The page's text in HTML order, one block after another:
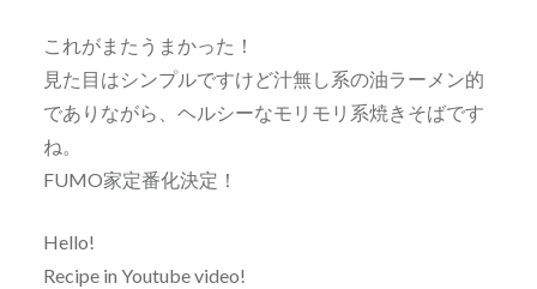
これがまたうまかった！
見た目はシンプルですけど汁無し系の油ラーメン的
でありながら、ヘルシーなモリモリ系焼きそばです
ね。
FUMO家定番化決定！
Hello!
Recipe in Youtube video!